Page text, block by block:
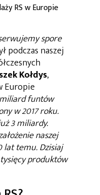
RS w Europie
spore
podczas naszej
Kołdys,
Europie
funtów
w 2017 roku.
3 miliardy.
naszej
lat temu. Dzisiaj
produktów